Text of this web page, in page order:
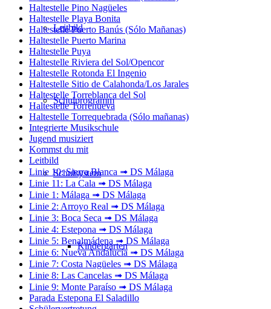
Leitbild
Schulprogramm
Schulsystem
Kindergarten
Haltestelle Pino Nagüeles
Haltestelle Playa Bonita
Haltestelle Puerto Banús (Sólo Mañanas)
Haltestelle Puerto Marina
Haltestelle Puya
Haltestelle Riviera del Sol/Opencor
Haltestelle Rotonda El Ingenio
Haltestelle Sitio de Calahonda/Los Jarales
Haltestelle Torreblanca del Sol
Haltestelle Torrenueva
Haltestelle Torrequebrada (Sólo mañanas)
Integrierte Musikschule
Jugend musiziert
Kommst du mit
Leitbild
Linie 10: Sierra Blanca ➟ DS Málaga
Linie 11: La Cala ➟ DS Málaga
Linie 1: Málaga ➟ DS Málaga
Linie 2: Arroyo Real ➟ DS Málaga
Linie 3: Boca Seca ➟ DS Málaga
Linie 4: Estepona ➟ DS Málaga
Linie 5: Benalmádena ➟ DS Málaga
Linie 6: Nueva Andalucía ➟ DS Málaga
Linie 7: Costa Nagüeles ➟ DS Málaga
Linie 8: Las Cancelas ➟ DS Málaga
Linie 9: Monte Paraíso ➟ DS Málaga
Parada Estepona El Saladillo